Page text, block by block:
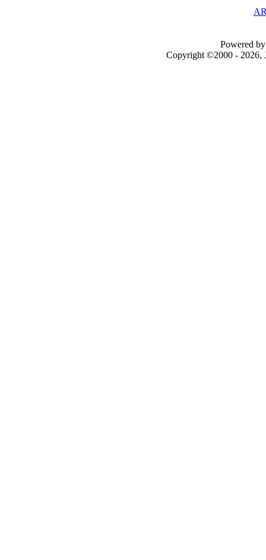
Powered
Copyright ©2000 - 2026,